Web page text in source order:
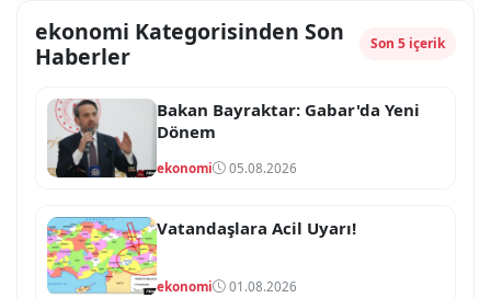
ekonomi Kategorisinden Son
Haberler
Son 5 içerik
Bakan Bayraktar: Gabar'da Yeni
Dönem
ekonomi 05.08.2026
Vatandaşlara Acil Uyarı!
ekonomi 01.08.2026